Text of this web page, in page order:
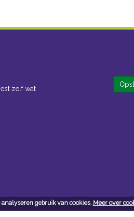
gebruik van cookies. Meer over
Openingsuren toonzaal
zelf wat